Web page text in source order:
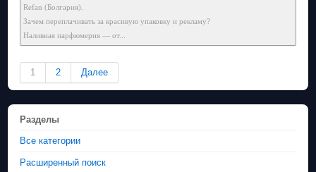
Refan (Болгария).
Зачем переплачивать за красивую упаковку и рекламу?
Наливная парфюмерия — от...
1 2 Далее
Разделы
Все категории
Расширенный поиск